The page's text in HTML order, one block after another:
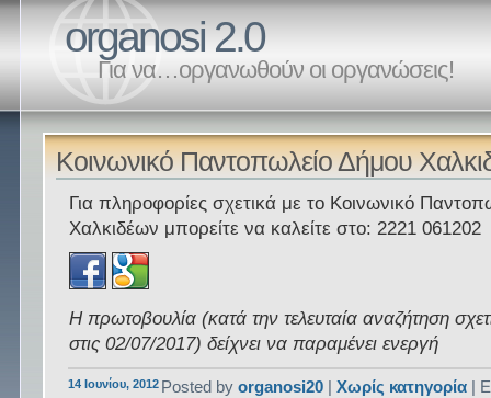
organosi 2.0
Για να…οργανωθούν οι οργανώσεις!
Κοινωνικό Παντοπωλείο Δήμου
Για πληροφορίες σχετικά με το Κοινωνικό
Χαλκιδέων μπορείτε να καλείτε στο: 2221 061202
Η πρωτοβουλία (κατά την τελευταία αναζήτηση
στις 02/07/2017) δείχνει να παραμένει ενεργή
14 Ιουνίου, 2012 Posted byorganosi20 |Χωρίς κατηγορία |